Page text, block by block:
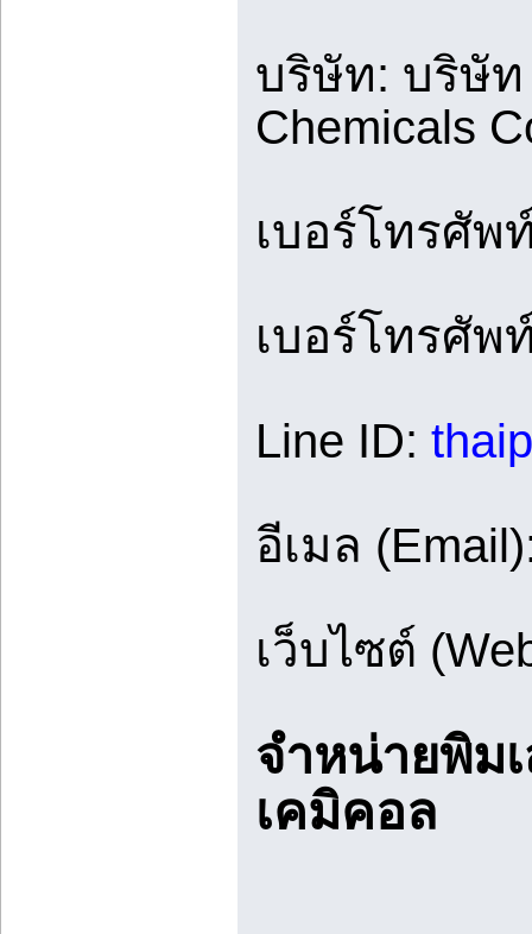
บริษัท: บริษัท
Chemicals
เบอร์โทรศัพ
เบอร์โทรศัพ
Line ID:
อีเมล
เว็บไซต์
จำหน่ายพิม
เคมิคอล